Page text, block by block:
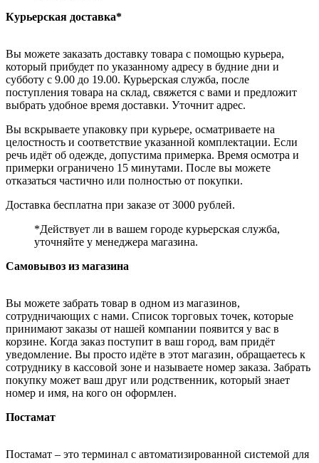
Курьерская доставка*
Вы можете заказать доставку товара с помощью курьера,
который прибудет по указанному адресу в будние дни и
субботу с 9.00 до 19.00. Курьерская служба, после
поступления товара на склад, свяжется с вами и предложит
выбрать удобное время доставки. Уточнит адрес.
Вы вскрываете упаковку при курьере, осматриваете на
целостность и соответствие указанной комплектации. Если
речь идёт об одежде, допустима примерка. Время осмотра и
примерки ограничено 15 минутами. После вы можете
отказаться частично или полностью от покупки.
Доставка бесплатна при заказе от 3000 рублей.
*Действует ли в вашем городе курьерская служба,
уточняйте у менеджера магазина.
Самовывоз из магазина
Вы можете забрать товар в одном из магазинов,
сотрудничающих с нами. Список торговых точек, которые
принимают заказы от нашей компании появится у вас в
корзине. Когда заказ поступит в ваш город, вам придёт
уведомление. Вы просто идёте в этот магазин, обращаетесь к
сотруднику в кассовой зоне и называете номер заказа. Забрать
покупку может ваш друг или родственник, который знает
номер и имя, на кого он оформлен.
Постамат
Постамат – это терминал с автоматизированной системой для